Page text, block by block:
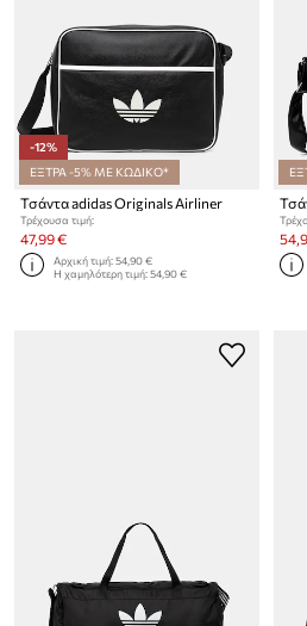
-12%
ΕΞΤΡΑ -5% ΜΕ ΚΩΔΙΚΟ*
Τσάντα adidas Originals Airliner
Τρέχουσα τιμή:
47,99 €
Αρχική τιμή:54,90 €
Η χαμηλότερη τιμή:54,90 €